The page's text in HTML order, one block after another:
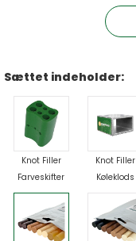
Sættet indeholder:
Knot Filler
Farveskifter
Knot Filler
Køleklods